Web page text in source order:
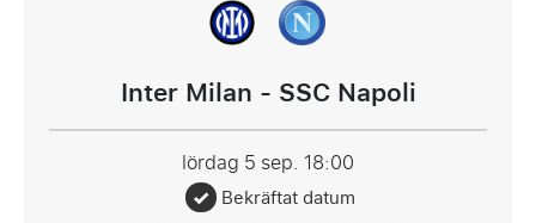
Inter Milan - SSC Napoli
lördag 5 sep. 18:00
Bekräftat datum